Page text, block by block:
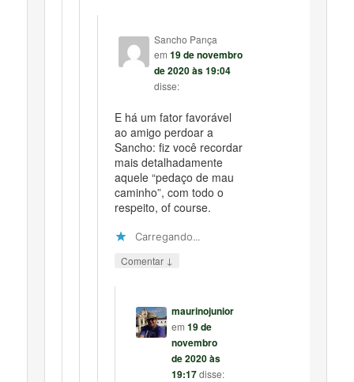
Sancho Pança
em 19 de novembro
de 2020 às 19:04
disse:
E há um fator favorável
ao amigo perdoar a
Sancho: fiz você recordar
mais detalhadamente
aquele “pedaço de mau
caminho”, com todo o
respeito, of course.
Carregando...
Comentar ↓
maurinojunior
em 19 de
novembro
de 2020 às
19:17disse: